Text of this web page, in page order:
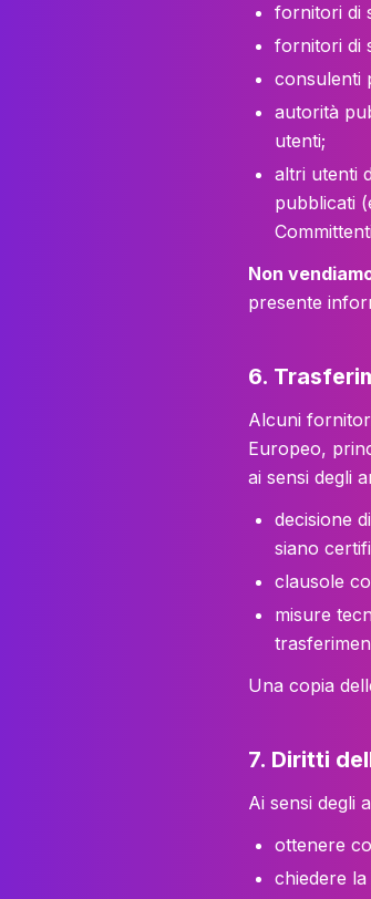
fornitori di
fornitori di
consulenti
autorità
utenti;
altri utenti
pubblicati
Non
presente
6.
Alcuni
Europeo,
ai sensi degli
decisione
siano
clausole
misure
Una copia
7. Diritti
Ai sensi degli
ottenere
chiedere la